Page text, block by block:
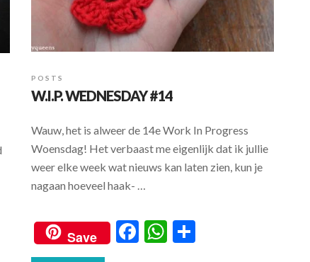
POSTS
W.I.P. WEDNESDAY #14
Wauw, het is alweer de 14e Work In Progress
Woensdag! Het verbaast me eigenlijk dat ik jullie
weer elke week wat nieuws kan laten zien, kun je
nagaan hoeveel haak- …
Save
F
W